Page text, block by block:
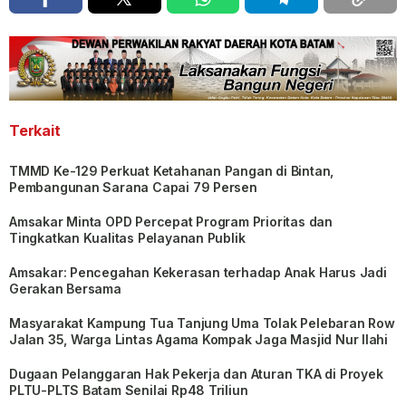
Terkait
TMMD Ke-129 Perkuat Ketahanan Pangan di Bintan,
Pembangunan Sarana Capai 79 Persen
Amsakar Minta OPD Percepat Program Prioritas dan
Tingkatkan Kualitas Pelayanan Publik
Amsakar: Pencegahan Kekerasan terhadap Anak Harus Jadi
Gerakan Bersama
Masyarakat Kampung Tua Tanjung Uma Tolak Pelebaran Row
Jalan 35, Warga Lintas Agama Kompak Jaga Masjid Nur Ilahi
Dugaan Pelanggaran Hak Pekerja dan Aturan TKA di Proyek
PLTU-PLTS Batam Senilai Rp48 Triliun